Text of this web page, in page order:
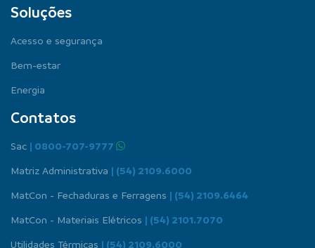
Soluções
Acesso e segurança
Bem-estar
Energia
Contatos
Sac | 0800-707-9777
Matriz Administrativa | (54) 2109.6000
MatCon - Fechaduras e Ferragens | (54) 2109.6464
MatCon - Materiais Elétricos | (54) 2101.7070
Utilidades Térmicas | (54) 2109.6000